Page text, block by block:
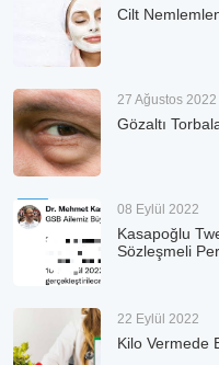
Cilt
27 Ağustos 2022
Gözaltı
08 Eylül 2022
Kasapoğlu
Sözleşmeli
22 Eylül 2022
Kilo Vermede